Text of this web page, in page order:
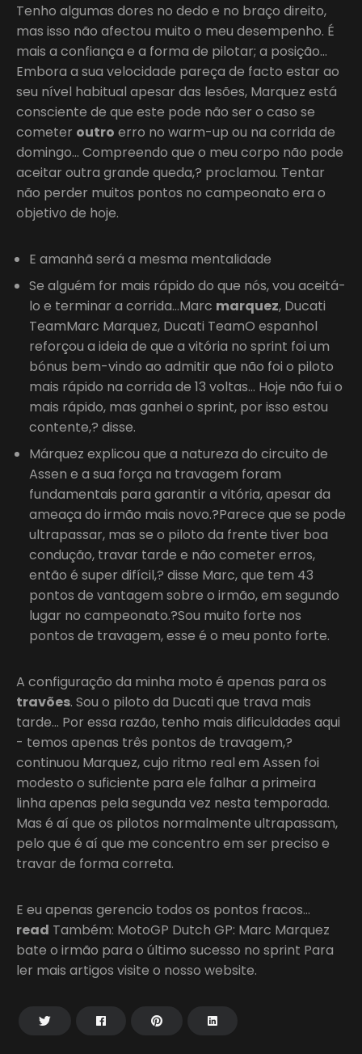
Tenho algumas dores no dedo e no braço direito,
mas isso não afectou muito o meu desempenho. É
mais a confiança e a forma de pilotar; a posição…
Embora a sua velocidade pareça de facto estar ao
seu nível habitual apesar das lesões, Marquez está
consciente de que este pode não ser o caso se
cometer outro erro no warm-up ou na corrida de
domingo… Compreendo que o meu corpo não pode
aceitar outra grande queda,? proclamou. Tentar
não perder muitos pontos no campeonato era o
objetivo de hoje.
E amanhã será a mesma mentalidade
Se alguém for mais rápido do que nós, vou aceitá-
lo e terminar a corrida…Marc marquez, Ducati
TeamMarc Marquez, Ducati TeamO espanhol
reforçou a ideia de que a vitória no sprint foi um
bónus bem-vindo ao admitir que não foi o piloto
mais rápido na corrida de 13 voltas… Hoje não fui o
mais rápido, mas ganhei o sprint, por isso estou
contente,? disse.
Márquez explicou que a natureza do circuito de
Assen e a sua força na travagem foram
fundamentais para garantir a vitória, apesar da
ameaça do irmão mais novo.?Parece que se pode
ultrapassar, mas se o piloto da frente tiver boa
condução, travar tarde e não cometer erros,
então é super difícil,? disse Marc, que tem 43
pontos de vantagem sobre o irmão, em segundo
lugar no campeonato.?Sou muito forte nos
pontos de travagem, esse é o meu ponto forte.
A configuração da minha moto é apenas para os
travões. Sou o piloto da Ducati que trava mais
tarde… Por essa razão, tenho mais dificuldades aqui
- temos apenas três pontos de travagem,?
continuou Marquez, cujo ritmo real em Assen foi
modesto o suficiente para ele falhar a primeira
linha apenas pela segunda vez nesta temporada.
Mas é aí que os pilotos normalmente ultrapassam,
pelo que é aí que me concentro em ser preciso e
travar de forma correta.
E eu apenas gerencio todos os pontos fracos…
read Também: MotoGP Dutch GP: Marc Marquez
bate o irmão para o último sucesso no sprint Para
ler mais artigos visite o nosso website.